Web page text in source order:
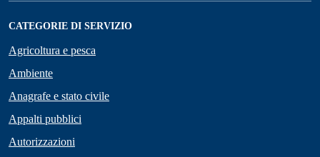
CATEGORIE DI SERVIZIO
Agricoltura e pesca
Ambiente
Anagrafe e stato civile
Appalti pubblici
Autorizzazioni